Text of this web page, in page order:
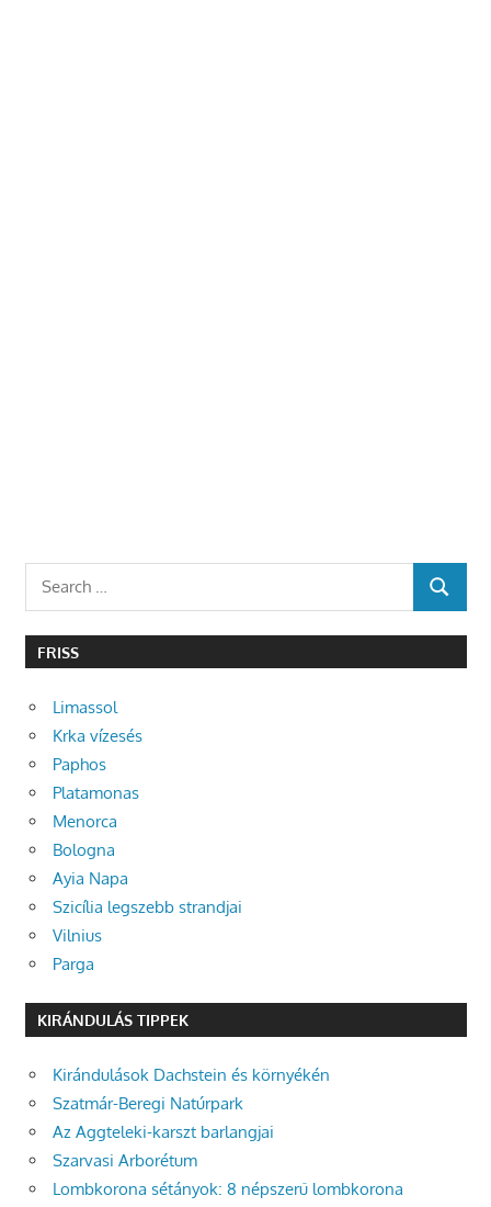
Search
SEARCH
FRISS
Limassol
Krka vízesés
Paphos
Platamonas
Menorca
Bologna
Ayia Napa
Szicília legszebb strandjai
Vilnius
Parga
KIRÁNDULÁS TIPPEK
Kirándulások Dachstein és környékén
Szatmár-Beregi Natúrpark
Az Aggteleki-karszt barlangjai
Szarvasi Arborétum
Lombkorona sétányok: 8 népszerű lombkorona